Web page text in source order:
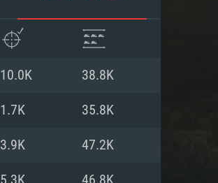
10.0K 38.8K
1.7K 35.8K
3.9K 47.2K
5.3K 46.8K